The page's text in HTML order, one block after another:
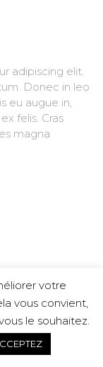
adipiscing elit.
Donec in leo
eu augue in,
felis. Cras
magna
votre
vous convient,
le souhaitez.